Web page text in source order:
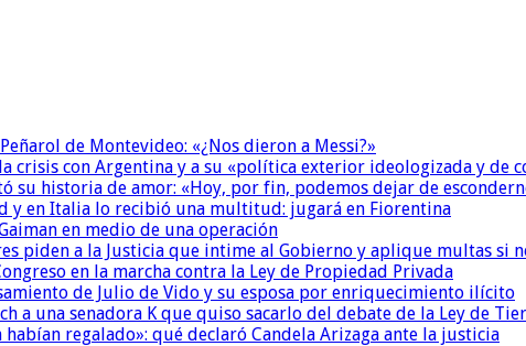
de Montevideo: «¿Nos dieron a Messi?»
crisis con Argentina y a su «política exterior ideologizada y de
su historia de amor: «Hoy, por fin, podemos dejar de
y en Italia lo recibió una multitud: jugará en Fiorentina
en medio de una operación
piden a la Justicia que intime al Gobierno y aplique multas si
en la marcha contra la Ley de Propiedad Privada
de Julio de Vido y su esposa por enriquecimiento ilícito
a una senadora K que quiso sacarlo del debate de la Ley de
regalado»: qué declaró Candela Arizaga ante la justicia